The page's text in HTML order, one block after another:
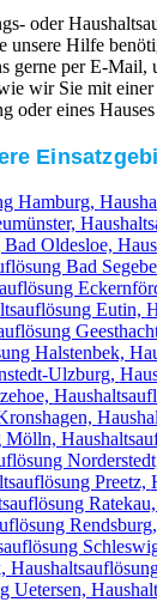
oder
unsere Hilfe
gerne per E-Mail,
wir Sie mit einer
oder eines
Hamburg,
Oldesloe,
Bad
Eutin,
Halstenbek,
Ulzburg,
Mölln,
Preetz,
Ratekau,
Rendsburg,
Uetersen,